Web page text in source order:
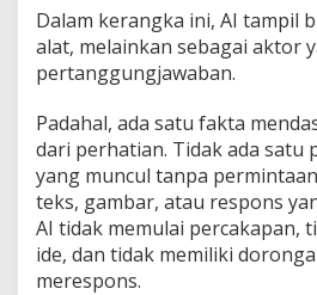
Dalam kerangka ini, AI tampil
alat, melainkan sebagai aktor
pertanggungjawaban.
Padahal, ada satu fakta
dari perhatian. Tidak ada satu
yang muncul tanpa
teks, gambar, atau respons
AI tidak memulai percakapan,
ide, dan tidak memiliki
merespons.